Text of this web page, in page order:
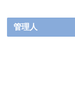
管理人